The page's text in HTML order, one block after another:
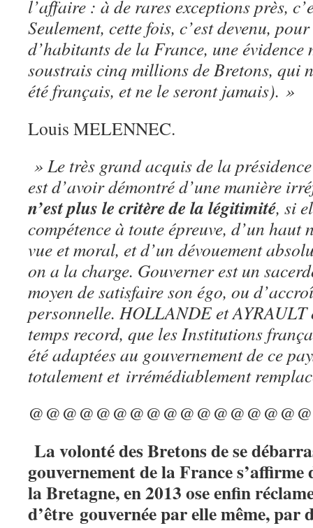
l’affaire : à de rares exceptions près,
Seulement, cette fois, c’est devenu,
d’habitants de la France, une évidence
soustrais cinq millions de Bretons, qui
été français, et ne le seront jamais). »
Louis MELENNEC.
» Le très grand acquis de la
est d’avoir démontré d’une manière
n’est plus le critère de la légitimité, si
compétence à toute épreuve, d’un haut
vue et moral, et d’un dévouement
on a la charge. Gouverner est un
moyen de satisfaire son égo, ou
personnelle. HOLLANDE et AYRAULT
temps record, que les Institutions
été adaptées au gouvernement de ce
totalement et irrémédiablement
La volonté des Bretons de se
gouvernement de la France
la Bretagne, en 2013 ose enfin
d’être gouvernée par elle même, par